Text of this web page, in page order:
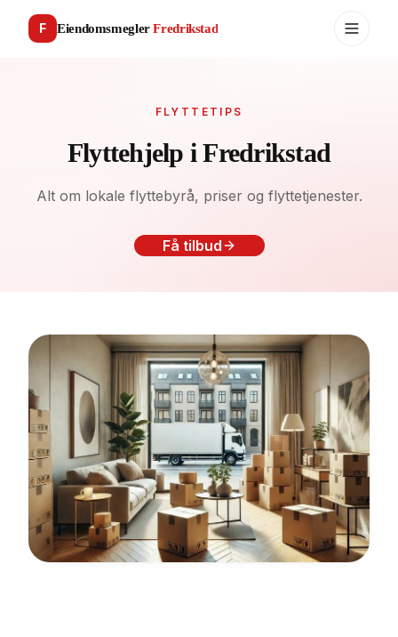
F EiendomsmeglerFredrikstad
FLYTTETIPS
Flyttehjelp i Fredrikstad
Alt om lokale flyttebyrå, priser og flyttetjenester.
Få tilbud